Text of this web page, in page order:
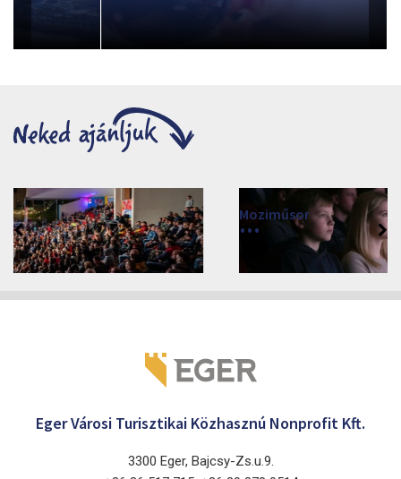
Moziműsor
2026
Cinema Agria, Eger 3300, Törvényház utca 4.
Eger Városi Turisztikai Közhasznú Nonprofit Kft.
3300 Eger, Bajcsy-Zs.u.9.